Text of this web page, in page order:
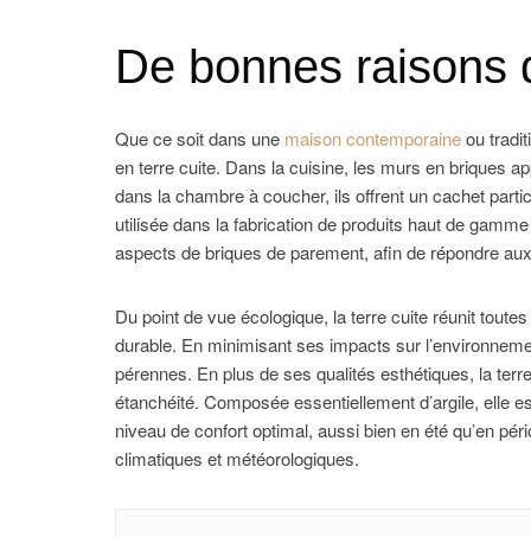
De bonnes raisons
Que ce soit dans une maison contemporaineou
en terre cuite. Dans la cuisine, les murs en briques
dans la chambre à coucher, ils offrent un cachet
utilisée dans la fabrication de produits haut de
aspects de briques de parement, afin de répondre
Du point de vue écologique, la terre cuite réunit
durable. En minimisant ses impacts sur
pérennes. En plus de ses qualités esthétiques, la
étanchéité. Composée essentiellement d’argile, elle
niveau de confort optimal, aussi bien en été qu’en
climatiques et météorologiques.